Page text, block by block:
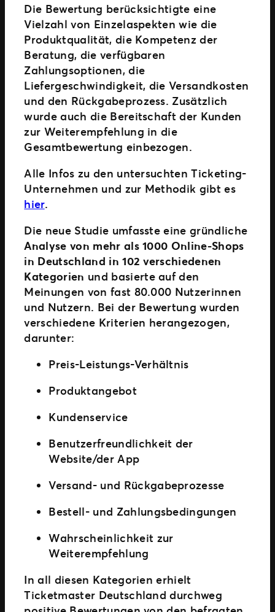
Die Bewertung berücksichtigte eine
Vielzahl von Einzelaspekten wie die
Produktqualität, die Kompetenz der
Beratung, die verfügbaren
Zahlungsoptionen, die
Liefergeschwindigkeit, die Versandkosten
und den Rückgabeprozess. Zusätzlich
wurde auch die Bereitschaft der Kunden
zur Weiterempfehlung in die
Gesamtbewertung einbezogen.
Alle Infos zu den untersuchten Ticketing-
Unternehmen und zur Methodik gibt es
hier.
Die neue Studie umfasste eine gründliche
Analyse von mehr als 1000 Online-Shops
in Deutschland in 102 verschiedenen
Kategorien und basierte auf den
Meinungen von fast 80.000 Nutzerinnen
und Nutzern. Bei der Bewertung wurden
verschiedene Kriterien herangezogen,
darunter:
Preis-Leistungs-Verhältnis
Produktangebot
Kundenservice
Benutzerfreundlichkeit der
Website/der App
Versand- und Rückgabeprozesse
Bestell- und Zahlungsbedingungen
Wahrscheinlichkeit zur
Weiterempfehlung
In all diesen Kategorien erhielt
Ticketmaster Deutschland durchweg